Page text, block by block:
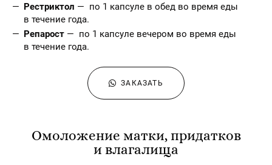
Рестриктол — по 1 капсуле в обед во время еды
в течение года.
Репарост— по 1 капсуле вечером во время еды
в течение года.
ЗАКАЗАТЬ
Омоложение матки, придатков
и влагалища